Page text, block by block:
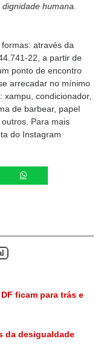
humana.
através da
22, a partir de
ponto de encontro
arrecadar no mínimo
condicionador,
de barbear, papel
Para mais
do Instagram
ficam para trás e
da desigualdade